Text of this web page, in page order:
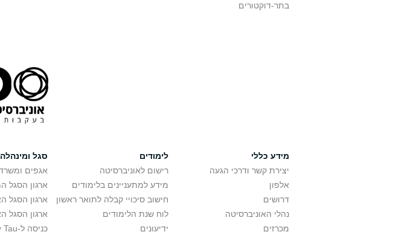
בתר-דוקטורים
מידע כללי
יצירת קשר ודרכי הגעה
אלפון
דרושים
נהלי האוניברסיטה
מכרזים
לימודים
רישום לאוניברסיטה
מידע למתעניינים בלימודים
חישוב סיכויי קבלה לתואר ראשון
לוח שנת הלימודים
ידיעונים
סגל ומינהלה
אגפים
ארגון הסגל
ארגון הסגל
ארגון הסגל
כניסה ל-My Tau